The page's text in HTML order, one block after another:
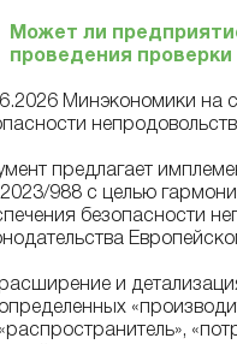
Может ли
проведения проверки
Минэкономики на
предлагает
988 с целью
безопасности
расширение и
определенных
«распространитель»,